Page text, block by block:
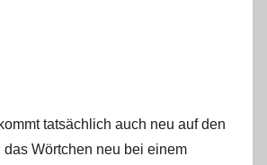
tatsächlich auch neu auf den
das Wörtchen neu bei einem